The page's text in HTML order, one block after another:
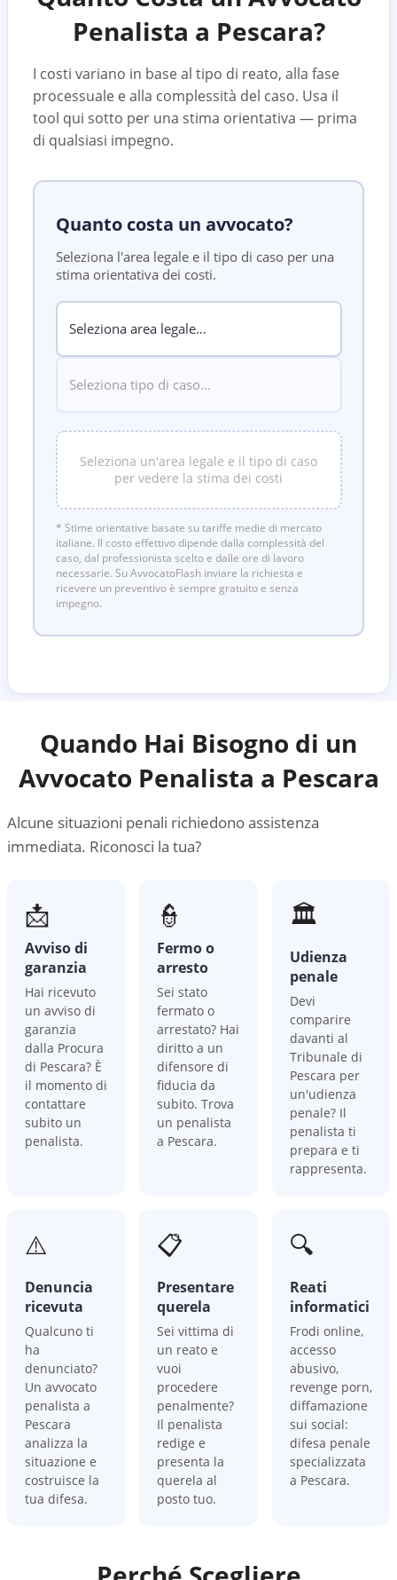
Penalista a Pescara?
I costi variano in base al tipo di reato, alla fase
processuale e alla complessità del caso. Usa il
tool qui sotto per una stima orientativa — prima
di qualsiasi impegno.
Quanto costa un avvocato?
Seleziona l'area legale e il tipo di caso per una
stima orientativa dei costi.
Seleziona un'area legale e il tipo di caso
per vedere la stima dei costi
* Stime orientative basate su tariffe medie di mercato
italiane. Il costo effettivo dipende dalla complessità del
caso, dal professionista scelto e dalle ore di lavoro
necessarie. Su AvvocatoFlash inviare la richiesta e
ricevere un preventivo è sempre gratuito e senza
impegno.
Quando Hai Bisogno di un
Avvocato Penalista a Pescara
Alcune situazioni penali richiedono assistenza
immediata. Riconosci la tua?
📩
Avviso di
garanzia
Hai ricevuto
un avviso di
garanzia
dalla Procura
di Pescara? È
il momento di
contattare
subito un
penalista.
👮
Fermo o
arresto
Sei stato
fermato o
arrestato? Hai
diritto a un
difensore di
fiducia da
subito. Trova
un penalista
a Pescara.
🏛️
Udienza
penale
Devi
comparire
davanti al
Tribunale di
Pescara per
un'udienza
penale? Il
penalista ti
prepara e ti
rappresenta.
⚠️
Denuncia
ricevuta
Qualcuno ti
ha
denunciato?
Un avvocato
penalista a
Pescara
analizza la
situazione e
costruisce la
tua difesa.
📋
Presentare
querela
Sei vittima di
un reato e
vuoi
procedere
penalmente?
Il penalista
redige e
presenta la
querela al
posto tuo.
🔍
Reati
informatici
Frodi online,
accesso
abusivo,
revenge porn,
diffamazione
sui social:
difesa penale
specializzata
a Pescara.